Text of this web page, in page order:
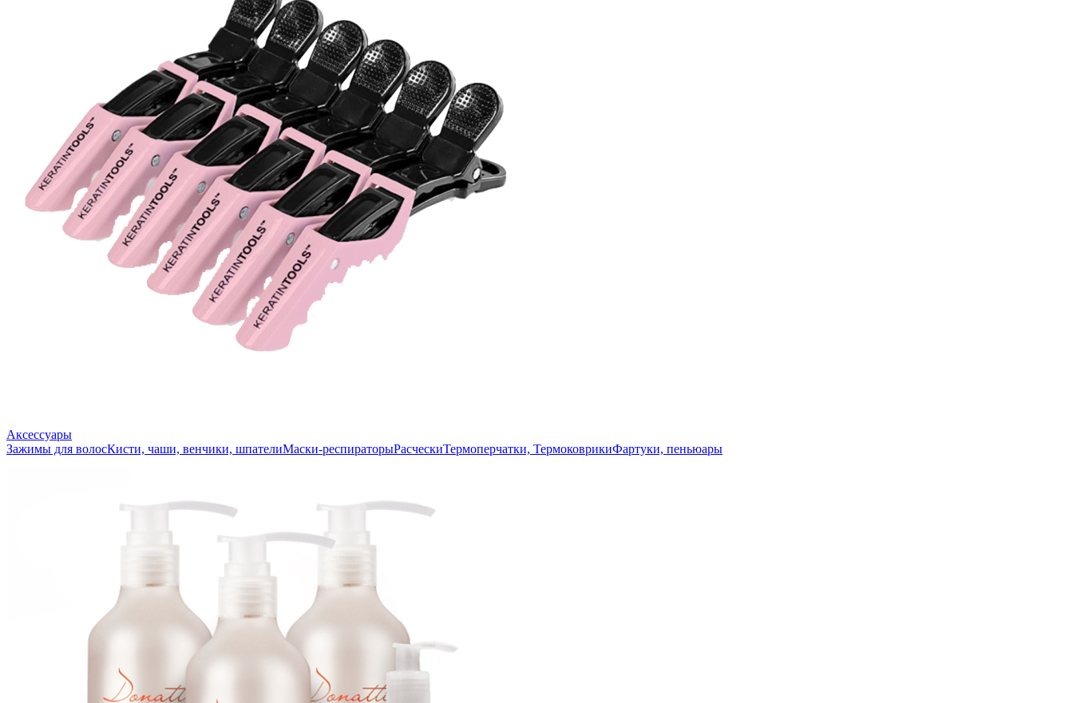
Аксессуары
Зажимы для волосКисти, чаши, венчики, шпателиМаски-респираторыРасческиТермоперчатки, ТермоковрикиФартуки, пеньюары